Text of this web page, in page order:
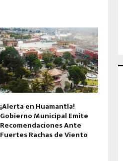
¡Alerta en Huamantla!
Gobierno Municipal Emite
Recomendaciones Ante
Fuertes Rachas de Viento
Reply Retweet Favorite